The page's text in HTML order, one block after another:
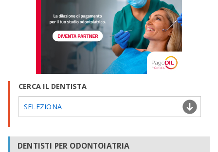
CERCA IL DENTISTA
SELEZIONA
DENTISTI PER ODONTOIATRIA